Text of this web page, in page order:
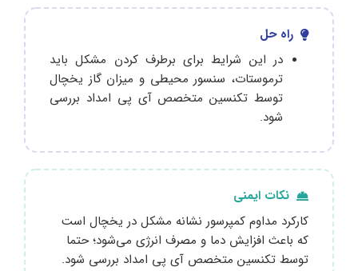
راه حل
در این شرایط برای برطرف کردن مشکل باید
ترموستات، سنسور محیطی و میزان گاز یخچال
توسط تکنسین متخصص آی پی امداد بررسی
شود.
نکات ایمنی
کارکرد مداوم کمپرسور نشانه مشکل در یخچال است
که باعث افزایش دما و مصرف انرژی می‌شود؛ حتما
توسط تکنسین متخصص آی پی امداد بررسی شود.